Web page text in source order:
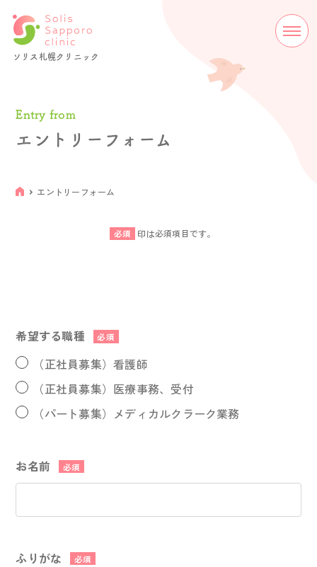
ソリス札幌クリニック
Entry from
エントリーフォーム
エントリーフォーム
必須 印は必須項目です。
希望する職種 必須
（正社員募集）看護師
（正社員募集）医療事務、受付
（パート募集）メディカルクラーク業務
お名前 必須
ふりがな 必須